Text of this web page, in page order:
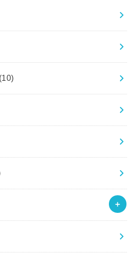
(10)